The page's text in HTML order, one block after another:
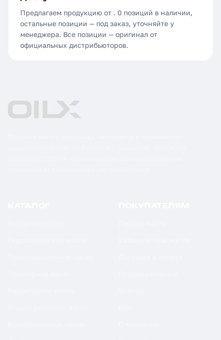
Предлагаем продукцию от . 0 позиций в наличии,
остальные позиции — под заказ, уточняйте у
менеджера. Все позиции — оригинал от
официальных дистрибьюторов.